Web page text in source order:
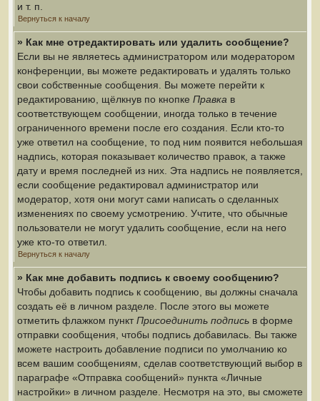
и т. п.
Вернуться к началу
» Как мне отредактировать или удалить сообщение?
Если вы не являетесь администратором или модератором
конференции, вы можете редактировать и удалять только
свои собственные сообщения. Вы можете перейти к
редактированию, щёлкнув по кнопке Правка в
соответствующем сообщении, иногда только в течение
ограниченного времени после его создания. Если кто-то
уже ответил на сообщение, то под ним появится небольшая
надпись, которая показывает количество правок, а также
дату и время последней из них. Эта надпись не появляется,
если сообщение редактировал администратор или
модератор, хотя они могут сами написать о сделанных
изменениях по своему усмотрению. Учтите, что обычные
пользователи не могут удалить сообщение, если на него
уже кто-то ответил.
Вернуться к началу
» Как мне добавить подпись к своему сообщению?
Чтобы добавить подпись к сообщению, вы должны сначала
создать её в личном разделе. После этого вы можете
отметить флажком пунктПрисоединить подпись в форме
отправки сообщения, чтобы подпись добавилась. Вы также
можете настроить добавление подписи по умолчанию ко
всем вашим сообщениям, сделав соответствующий выбор в
параграфе «Отправка сообщений» пункта «Личные
настройки» в личном разделе. Несмотря на это, вы сможете